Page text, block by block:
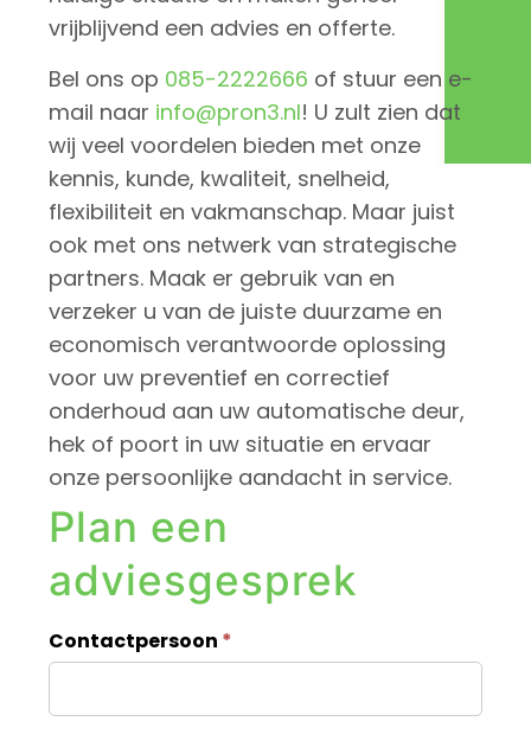
vrijblijvend een advies en offerte.
Bel ons op 085-2222666 of stuur een e-
mail naar info@pron3.nl! U zult zien dat
wij veel voordelen bieden met onze
kennis, kunde, kwaliteit, snelheid,
flexibiliteit en vakmanschap. Maar juist
ook met ons netwerk van strategische
partners. Maak er gebruik van en
verzeker u van de juiste duurzame en
economisch verantwoorde oplossing
voor uw preventief en correctief
onderhoud aan uw automatische deur,
hek of poort in uw situatie en ervaar
onze persoonlijke aandacht in service.
Plan een
adviesgesprek
C
o
n
Contactpersoon *